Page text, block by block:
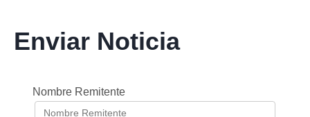
Enviar Noticia
Nombre Remitente